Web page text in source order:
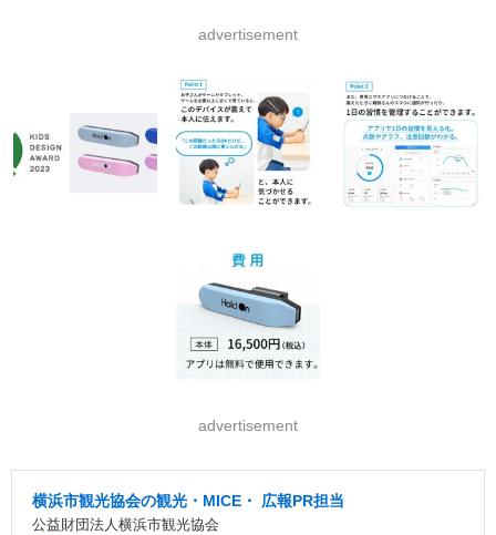
advertisement
advertisement
横浜市観光協会の観光・MICE・ 広報PR担当
公益財団法人横浜市観光協会